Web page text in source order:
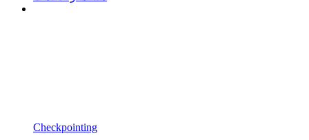
Checkpointing